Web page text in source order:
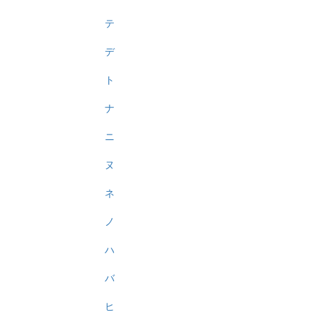
テ
デ
ト
ナ
ニ
ヌ
ネ
ノ
ハ
バ
ヒ